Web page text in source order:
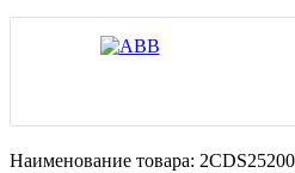
Наименование товара: